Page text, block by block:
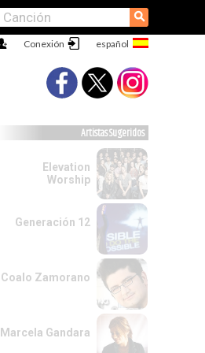
⚲
Conexión
Artistas Sugeridos
Elevation
Worship
Generación 12
Coalo Zamorano
Marcela Gandara